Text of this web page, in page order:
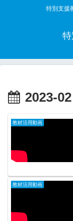
特別支援
2023-02
教材活用動画
教材活用動画